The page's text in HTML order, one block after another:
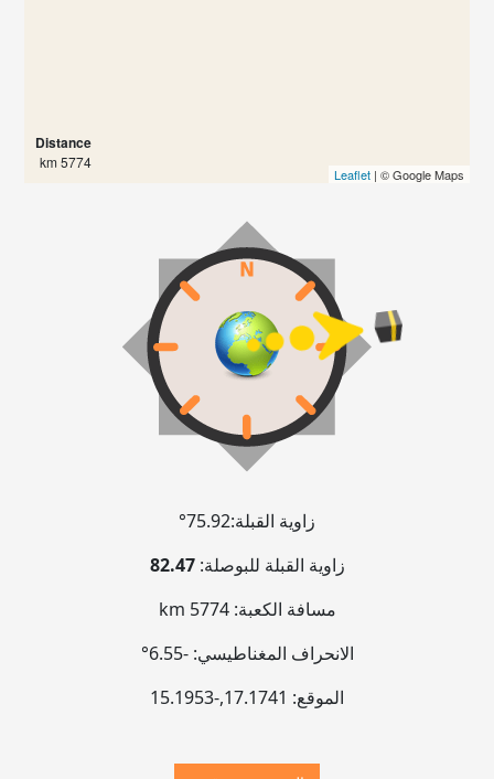
Distance
5774 km
Leaflet| © Google Maps
زاوية القبلة:75.92°
زاوية القبلة للبوصلة:82.47
مسافة الكعبة:5774 km
الانحراف المغناطيسي:-6.55°
الموقع: 17.1741
,
-15.1953